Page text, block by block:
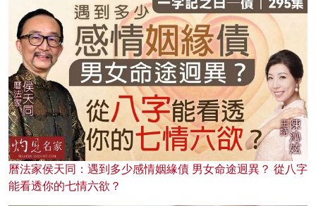
曆法家侯天同：遇到多少感情姻緣債 男女命途迥異？ 從八字
能看透你的七情六欲？